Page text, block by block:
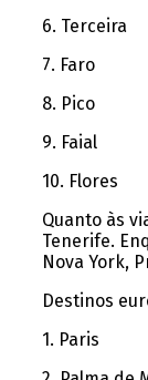
6. Terceira
7. Faro
8. Pico
9. Faial
10. Flores
Quanto às
Tenerife.
Nova York,
Destinos
1. Paris